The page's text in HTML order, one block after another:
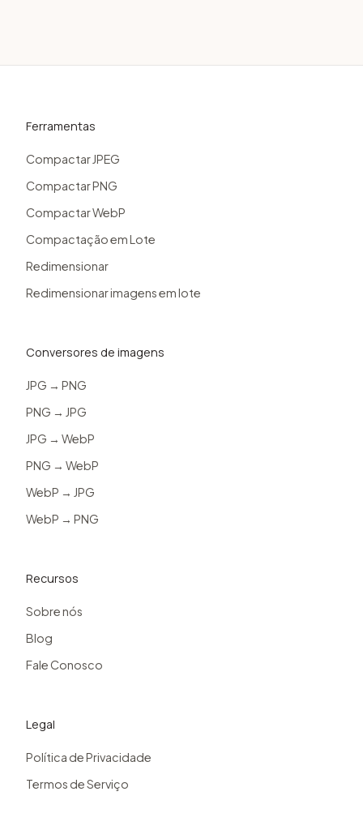
Ferramentas
Compactar JPEG
Compactar PNG
Compactar WebP
Compactação em Lote
Redimensionar
Redimensionar imagens em lote
Conversores de imagens
JPG → PNG
PNG → JPG
JPG → WebP
PNG → WebP
WebP → JPG
WebP → PNG
Recursos
Sobre nós
Blog
Fale Conosco
Legal
Política de Privacidade
Termos de Serviço